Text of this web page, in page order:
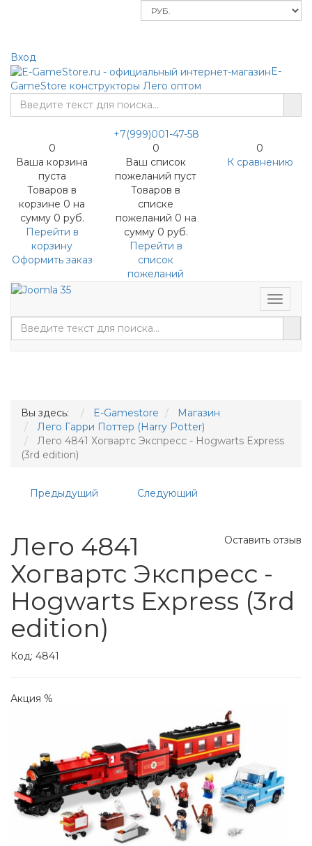
Вход
E-
GameStore конструкторы Лего оптом
+7(999)001-47-58
0
Ваша корзина
пуста
Товаров в
корзине 0 на
сумму 0 руб.
Перейти в
корзину
Оформить заказ
0
Ваш список
пожеланий пуст
Товаров в
списке
пожеланий 0 на
сумму 0 руб.
Перейти в
список
пожеланий
0
К сравнению
Меню
Вы здесь: E-Gamestore
Магазин
Лего Гарри Поттер (Harry Potter)
Лего 4841 Хогвартс Экспресс - Hogwarts Express
(3rd edition)
Предыдущий Следующий
Оставить отзыв
Лего 4841
Хогвартс Экспресс -
Hogwarts Express (3rd
edition)
Код: 4841
Акция %